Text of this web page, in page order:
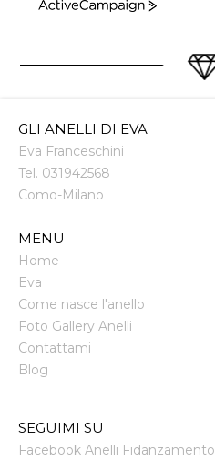
ActiveCampaign
GLI ANELLI DI EVA
Eva Franceschini
Tel. 031942568
Como-Milano
MENU
Home
Eva
Come nasce l'anello
Foto Gallery Anelli
Contattami
Blog
SEGUIMI SU
Facebook Anelli Fidanzamento